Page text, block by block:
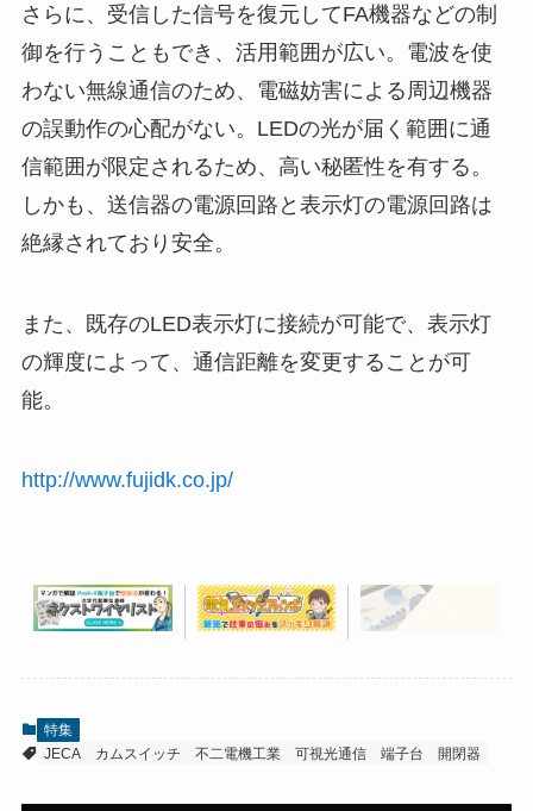
さらに、受信した信号を復元してFA機器などの制
御を行うこともでき、活用範囲が広い。電波を使
わない無線通信のため、電磁妨害による周辺機器
の誤動作の心配がない。LEDの光が届く範囲に通
信範囲が限定されるため、高い秘匿性を有する。
しかも、送信器の電源回路と表示灯の電源回路は
絶縁されており安全。
また、既存のLED表示灯に接続が可能で、表示灯
の輝度によって、通信距離を変更することが可
能。
http://www.fujidk.co.jp/
特集
JECA
カムスイッチ 不二電機工業 可視光通信 端子台 開閉器